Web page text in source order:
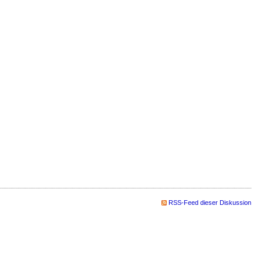
RSS-Feed dieser Diskussion